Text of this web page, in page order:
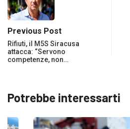
Previous Post
Rifiuti, il M5S Siracusa
attacca: “Servono
competenze, non…
Potrebbe interessarti